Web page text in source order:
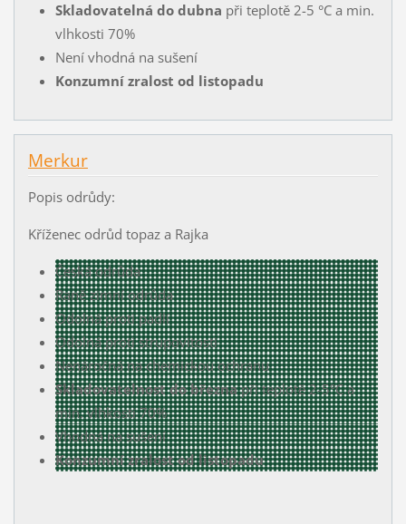
Skladovatelná do dubna při teplotě 2-5 °C a min.
vlhkosti 70%
Není vhodná na sušení
Konzumní zralost od listopadu
Merkur
Popis odrůdy:
Kříženec odrůd topaz a Rajka
Česká odrůda
Raně zimní odrůda
Odolná proti padlí
Odolná proti strupovitosti
Nenáročná na chemickou ochranu
Skladovatelnost do březnapři teplotě 2-5°C a
min. vlhkosti 70%
Vhodná na sušení
Konzumní zralost od listopadu